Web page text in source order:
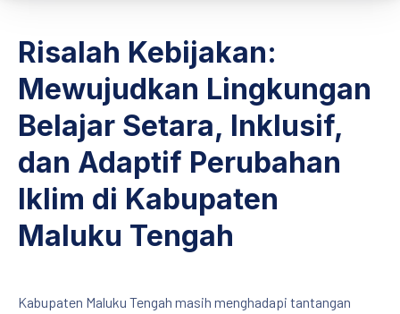
Risalah Kebijakan:
Mewujudkan Lingkungan
Belajar Setara, Inklusif,
dan Adaptif Perubahan
Iklim di Kabupaten
Maluku Tengah
Kabupaten Maluku Tengah masih menghadapi tantangan